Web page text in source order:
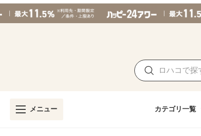
メニュー カテゴリ一覧